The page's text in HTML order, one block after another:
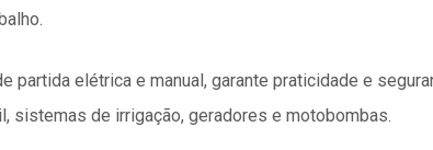
partida elétrica e manual, garante praticidade e
sistemas de irrigação, geradores e motobombas.